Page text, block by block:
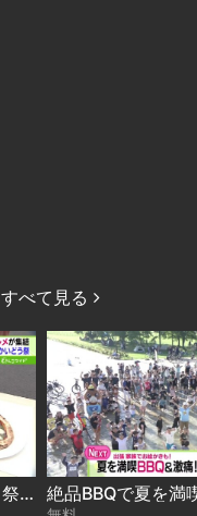
すべて見る
きょう開幕！大ほっかいどう祭 2026-08-07